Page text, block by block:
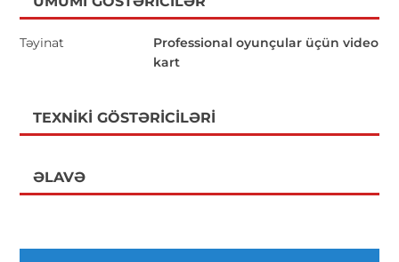
Təyinat
Professional oyunçular üçün video
kart
TEXNIKI GÖSTƏRICILƏRI
ƏLAVƏ